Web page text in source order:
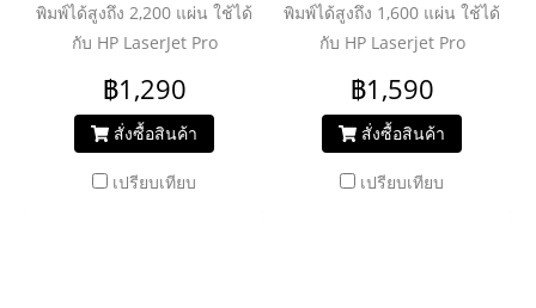
พิมพ์ได้สูงถึง 2,200 แผ่น ใช้ได้
กับ HP LaserJet Pro
M201n/M201dw/M202n/M202dw/
M225dn/M225dw/M226dn/M226dw/
Canon
MF215/MF216dn/MF217w/MF220/
฿1,290
สั่งซื้อสินค้า
เปรียบเทียบ
พิมพ์ได้สูงถึง 1,600 แผ่น ใช้ได้
กับ HP Laserjet Pro
฿1,590
สั่งซื้อสินค้า
เปรียบเทียบ